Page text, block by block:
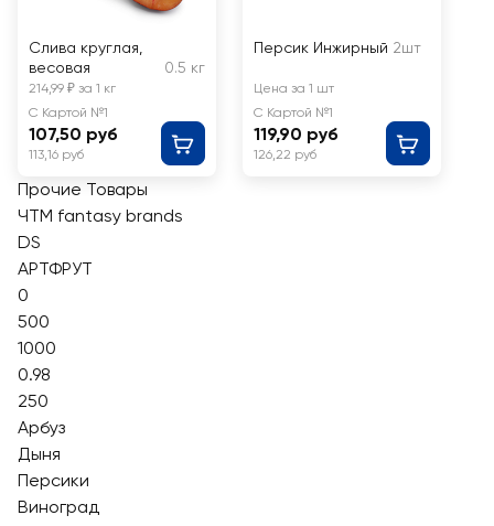
Слива круглая,
весовая
0.5 кг
214,99 ₽ за 1 кг
С Картой №1
107,50 руб
113,16 руб
Персик Инжирный 2шт
Цена за 1 шт
С Картой №1
119,90 руб
126,22 руб
Прочие Товары
ЧТМ fantasy brands
DS
АРТФРУТ
0
500
1000
0.98
250
Арбуз
Дыня
Персики
Виноград